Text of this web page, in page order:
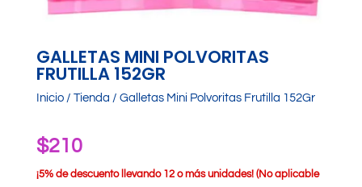
GALLETAS MINI POLVORITAS
FRUTILLA 152GR
Inicio/ Tienda / Galletas Mini Polvoritas Frutilla 152Gr
$210
¡5% de descuento llevando 12 o más unidades! (No aplicable